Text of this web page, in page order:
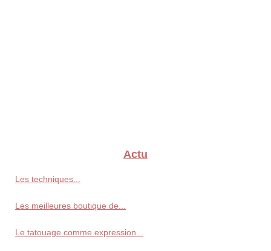
Actu
Les techniques...
Les meilleures boutique de...
Le tatouage comme expression...